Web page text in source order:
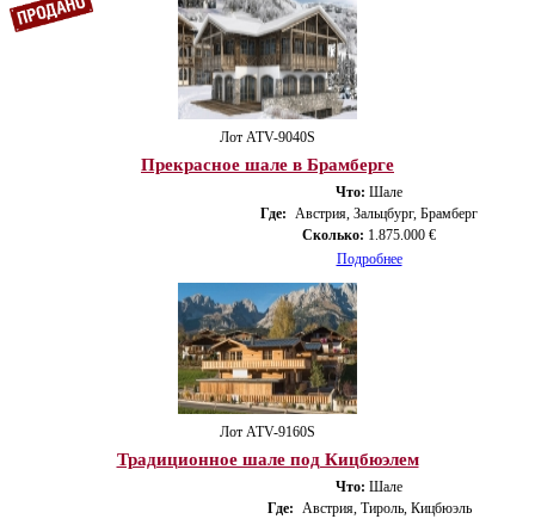
Лот ATV-9040S
Прекрасное шале в Брамберге
Что: Шале
Где: Австрия, Зальцбург, Брамберг
Сколько: 1.875.000 €
Подробнее
Лот ATV-9160S
Традиционное шале под Кицбюэлем
Что: Шале
Где: Австрия, Тироль, Кицбюэль